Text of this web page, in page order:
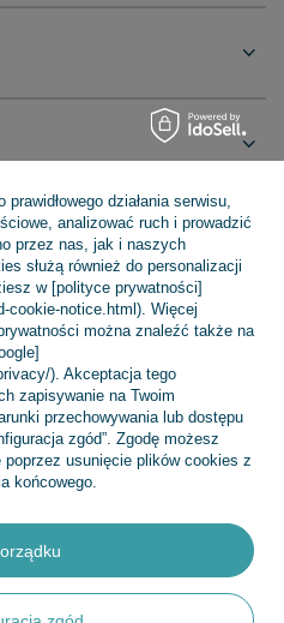
38,83-400
działania serwisu,
analizować ruch i prowadzić
przez nas, jak i naszych
służą również do personalizacji
w [polityce prywatności]
cookie-notice.html). Więcej
można znaleźć także na
). Akceptacja tego
zapisywanie na Twoim
przechowywania lub dostępu
zgód”. Zgodę możesz
usunięcie plików cookies z
końcowego.